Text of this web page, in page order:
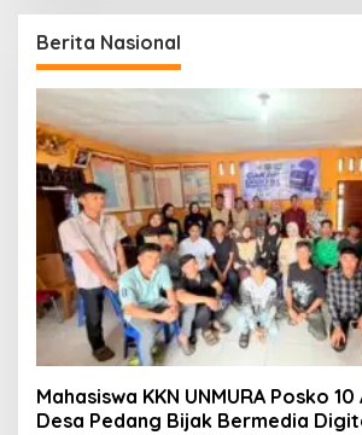
Berita Nasional
Mahasiswa KKN UNMURA Posko
Desa Pedang Bijak Bermedia